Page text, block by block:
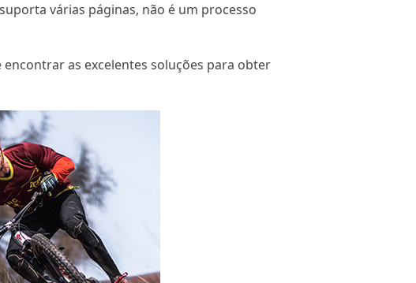
várias páginas, não é um processo
as excelentes soluções para obter